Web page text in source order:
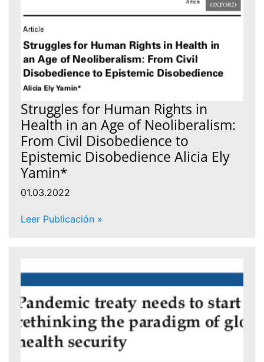
Struggles for Human Rights in
Health in an Age of Neoliberalism:
From Civil Disobedience to
Epistemic Disobedience Alicia Ely
Yamin*
01.03.2022
Leer Publicación »